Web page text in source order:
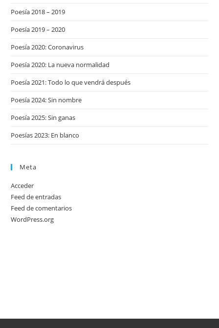
Poesía 2018 – 2019
Poesía 2019 – 2020
Poesía 2020: Coronavirus
Poesía 2020: La nueva normalidad
Poesía 2021: Todo lo que vendrá después
Poesía 2024: Sin nombre
Poesía 2025: Sin ganas
Poesías 2023: En blanco
Meta
Acceder
Feed de entradas
Feed de comentarios
WordPress.org